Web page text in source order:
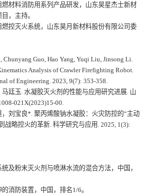
燃材料消防用系列产品研发，山东昊星杰士新材
，主持。
燃控灭火系统，山东昊月新材料股份有限公司委
Chunyang Guo, Hao Yang, Yuqi Liu, Jinsong Li.
Analysis of Crawler Firefighting Robot.
of Engineering . 2023, 9(7): 353-358.
马廷玉. 水凝胶灭火剂的性能与应用研究进展. 山
021X(2023)15-00.
，刘宝良*. 聚丙烯酸钠水凝胶：火灾防控的“主动
略控火的革新. 科学研究与应用. 2025, 1(3):
及粉末灭火剂与喷淋水流的混合方法，中国，
消防装置，中国，排名1/6。